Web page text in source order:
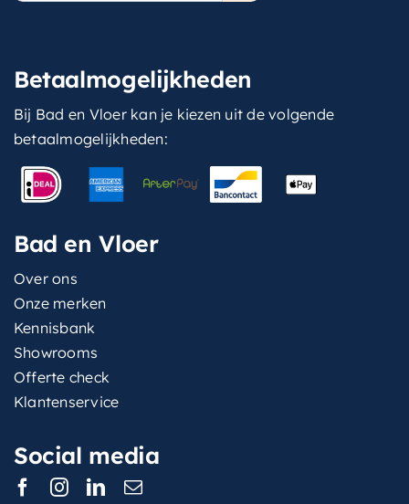
Betaalmogelijkheden
Bij Bad en Vloer kan je kiezen uit de volgende
betaalmogelijkheden:
Bad en Vloer
Over ons
Onze merken
Kennisbank
Showrooms
Offerte check
Klantenservice
Social media